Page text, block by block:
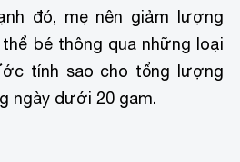
đó, mẹ nên giảm lượng
bé thông qua những loại
tính sao cho tổng lượng
ngày dưới 20 gam.